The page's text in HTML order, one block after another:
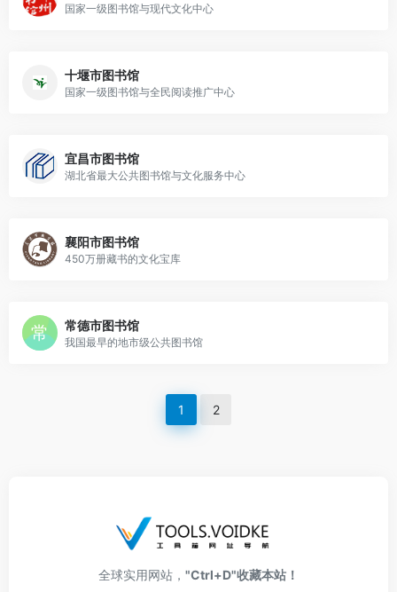
国家一级图书馆与现代文化中心
十堰市图书馆
国家一级图书馆与全民阅读推广中心
宜昌市图书馆
湖北省最大公共图书馆与文化服务中心
襄阳市图书馆
450万册藏书的文化宝库
常德市图书馆
我国最早的地市级公共图书馆
1 2
全球实用网站， "Ctrl+D"收藏本站！